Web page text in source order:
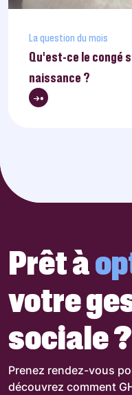
La question du mois
Qu’est-ce le congé
naissance ?
Prêt à
votre
sociale ?
Prenez rendez-vous
découvrez comment